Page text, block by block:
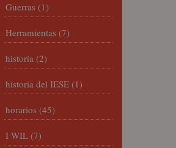
Guerras (1)
Herramientas (7)
historia (2)
historia del IESE (1)
horarios (45)
I WIL (7)